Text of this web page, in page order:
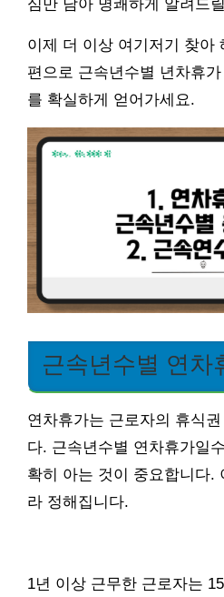
심만 담아 명쾌하게 알려드
이제 더 이상 여기저기 찾아
편으로 근속년수별 년차휴
를 확실하게 얻어가세요.
근속년수별 연차
연차휴가는 근로자의 휴식
다. 근속년수별 연차휴가일
확히 아는 것이 중요합니다.
라 정해집니다.
1년 이상 근무한 근로자는